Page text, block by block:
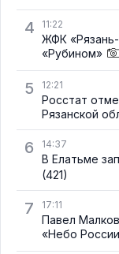
4 11:22
ЖФК
«Рубином»
5 12:21
Росстат
Рязанской
6 14:37
В Елатьме
(421)
7 17:11
Павел
«Небо